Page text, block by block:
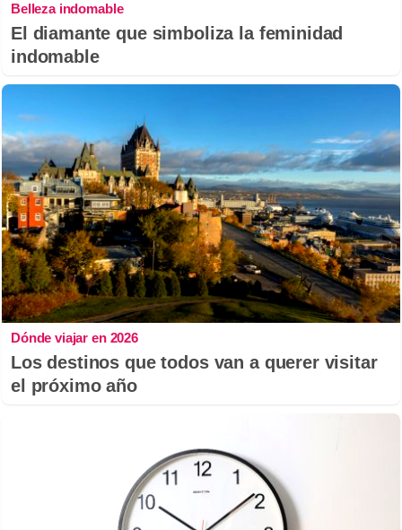
Belleza indomable
El diamante que simboliza la feminidad
indomable
Dónde viajar en 2026
Los destinos que todos van a querer visitar
el próximo año